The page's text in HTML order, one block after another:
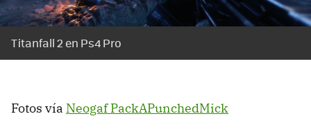
Titanfall 2 en Ps4 Pro
Fotos vía Neogaf PackAPunchedMick